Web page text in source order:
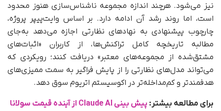
نیز می‌شود. هرچند اندازه مجموعه ناشناس‌سازی هنوز محدود
است، اما روند رشد آن ادامه دارد. بر اساس وایت‌پیپر پروژه،
چارچوب پیشنهادی به نهادهای نظارتی اجازه می‌دهد به‌جای
مطالبه تاریخچه کامل تراکنش‌ها، از کاربران «اثبات‌های
مشتق‌شده از مجموعه‌های معتبر» دریافت کنند؛ رویکردی که
می‌تواند مدل‌های نظارتی را از پایش فراگیر به سمت ممیزی‌های
هدفمندتر و کم‌مداخله‌تر در اکوسیستم اتریوم سوق دهد.
برای مطالعه بیشتر: پیش بینی Claude AI از آینده قیمت سولانا